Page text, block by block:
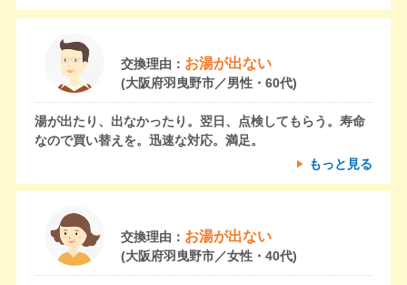
交換理由： お湯が出ない
(大阪府羽曳野市／男性・60代)
湯が出たり、出なかったり。翌日、点検してもらう。寿命
なので買い替えを。迅速な対応。満足。
もっと見る
交換理由： お湯が出ない
(大阪府羽曳野市／女性・40代)